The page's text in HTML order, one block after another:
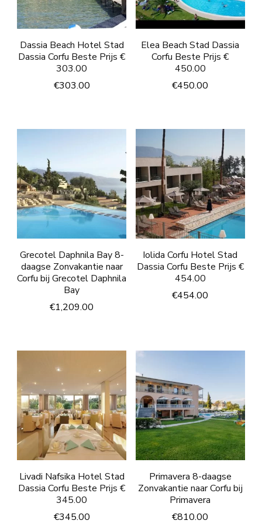
Dassia Beach Hotel Stad
Dassia Corfu Beste Prijs €
303.00
€303.00
Elea Beach Stad Dassia
Corfu Beste Prijs €
450.00
€450.00
Grecotel Daphnila Bay 8-
daagse Zonvakantie naar
Corfu bij Grecotel Daphnila
Bay
€1,209.00
Iolida Corfu Hotel Stad
Dassia Corfu Beste Prijs €
454.00
€454.00
Livadi Nafsika Hotel Stad
Dassia Corfu Beste Prijs €
345.00
€345.00
Primavera 8-daagse
Zonvakantie naar Corfu bij
Primavera
€810.00